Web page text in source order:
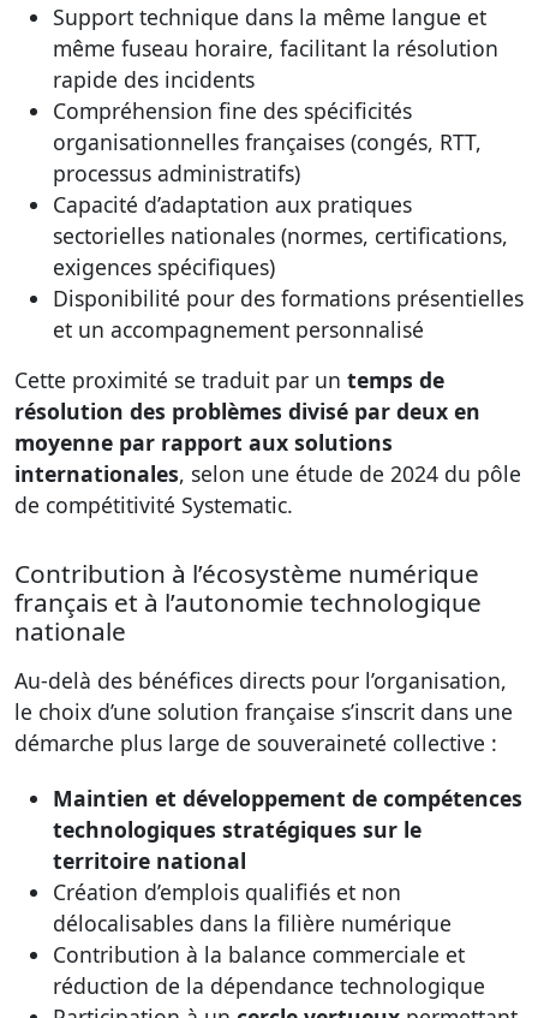
Support technique dans la même langue et
même fuseau horaire, facilitant la résolution
rapide des incidents
Compréhension fine des spécificités
organisationnelles françaises (congés, RTT,
processus administratifs)
Capacité d’adaptation aux pratiques
sectorielles nationales (normes, certifications,
exigences spécifiques)
Disponibilité pour des formations présentielles
et un accompagnement personnalisé
Cette proximité se traduit par un temps de
résolution des problèmes divisé par deux en
moyenne par rapport aux solutions
internationales, selon une étude de 2024 du pôle
de compétitivité Systematic.
Contribution à l’écosystème numérique
français et à l’autonomie technologique
nationale
Au-delà des bénéfices directs pour l’organisation,
le choix d’une solution française s’inscrit dans une
démarche plus large de souveraineté collective :
Maintien et développement de compétences
technologiques stratégiques sur le
territoire national
Création d’emplois qualifiés et non
délocalisables dans la filière numérique
Contribution à la balance commerciale et
réduction de la dépendance technologique